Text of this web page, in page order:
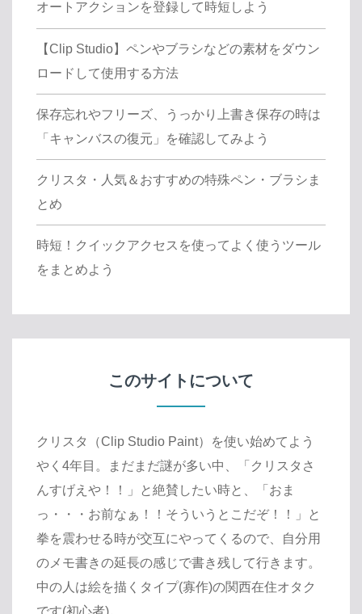
オートアクションを登録して時短しよう
【Clip Studio】ペンやブラシなどの素材をダウン
ロードして使用する方法
保存忘れやフリーズ、うっかり上書き保存の時は
「キャンバスの復元」を確認してみよう
クリスタ・人気＆おすすめの特殊ペン・ブラシま
とめ
時短！クイックアクセスを使ってよく使うツール
をまとめよう
このサイトについて
クリスタ（Clip Studio Paint）を使い始めてよう
やく4年目。まだまだ謎が多い中、「クリスタさ
んすげえや！！」と絶賛したい時と、「おま
っ・・・お前なぁ！！そういうとこだぞ！！」と
拳を震わせる時が交互にやってくるので、自分用
のメモ書きの延長の感じで書き残して行きます。
中の人は絵を描くタイプ(寡作)の関西在住オタク